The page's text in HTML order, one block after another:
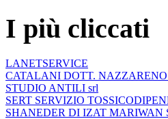
I più cliccati
LANETSERVICE
CATALANI DOTT.
STUDIO ANTILI srl
SERT SERVIZIO
SHANEDER DI IZAT MARIWAN